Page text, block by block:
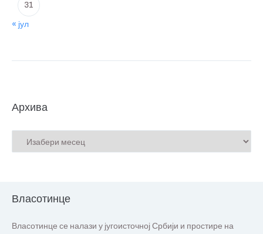
31
« јул
Архива
Власотинце
Власотинце се налази у југоисточној Србији и простире на